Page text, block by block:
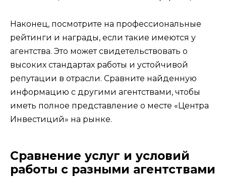
Наконец, посмотрите на профессиональные
рейтинги и награды, если такие имеются у
агентства. Это может свидетельствовать о
высоких стандартах работы и устойчивой
репутации в отрасли. Сравните найденную
информацию с другими агентствами, чтобы
иметь полное представление о месте «Центра
Инвестиций» на рынке.
Сравнение услуг и условий
работы с разными агентствами